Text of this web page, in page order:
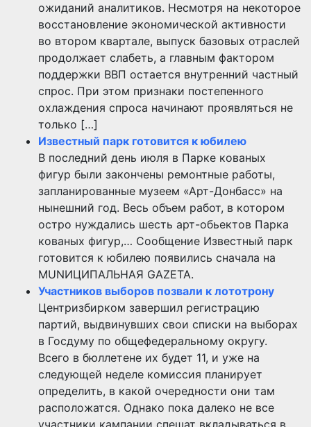
ожиданий аналитиков. Несмотря на некоторое
восстановление экономической активности
во втором квартале, выпуск базовых отраслей
продолжает слабеть, а главным фактором
поддержки ВВП остается внутренний частный
спрос. При этом признаки постепенного
охлаждения спроса начинают проявляться не
только […]
Известный парк готовится к юбилею
В последний день июля в Парке кованых
фигур были закончены ремонтные работы,
запланированные музеем «Арт-Донбасс» на
нынешний год. Весь объем работ, в котором
остро нуждались шесть арт-обьектов Парка
кованых фигур,… Сообщение Известный парк
готовится к юбилею появились сначала на
MUNИЦИПАЛЬНАЯ GAZЕТА.
Участников выборов позвали к лототрону
Центризбирком завершил регистрацию
партий, выдвинувших свои списки на выборах
в Госдуму по общефедеральному округу.
Всего в бюллетене их будет 11, и уже на
следующей неделе комиссия планирует
определить, в какой очередности они там
расположатся. Однако пока далеко не все